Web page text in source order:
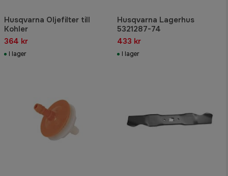
Husqvarna Oljefilter till
Kohler
364 kr
I lager
Husqvarna Lagerhus
5321287-74
433 kr
I lager